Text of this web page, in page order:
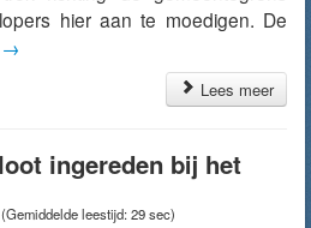
hier aan te moedigen. De
→
Lees meer
ingereden bij het
(Gemiddelde leestijd: 29 sec)